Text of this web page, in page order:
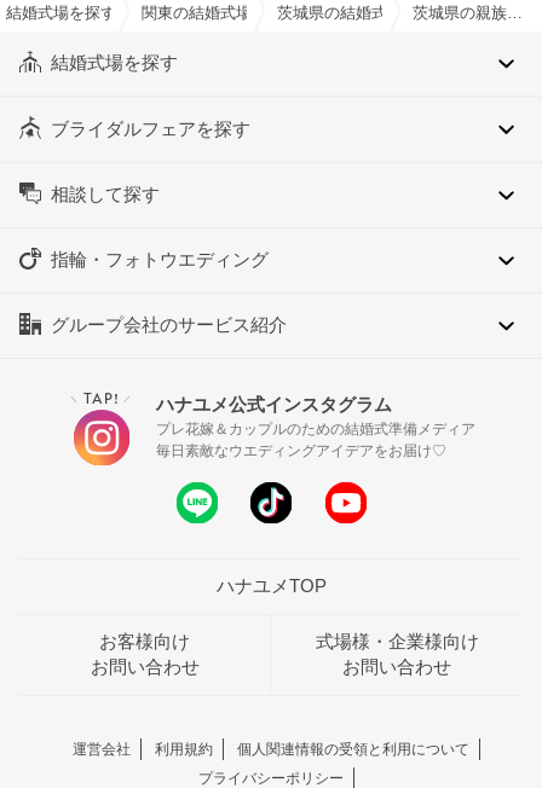
結婚式場を探すならハナユメ
関東の結婚式場 茨城県の結婚式場 茨城県の親族控え室有りでおすすめの結婚式場・挙式会場一覧
結婚式場を探す
ブライダルフェアを探す
相談して探す
指輪・フォトウエディング
グループ会社のサービス紹介
＼ TAP! ／ ハナユメ公式インスタグラム
プレ花嫁＆カップルのための結婚式準備メディア
毎日素敵なウエディングアイデアをお届け♡
ハナユメTOP
お客様向け
お問い合わせ
式場様・企業様向け
お問い合わせ
運営会社 利用規約
個人関連情報の受領と利用について
プライバシーポリシー